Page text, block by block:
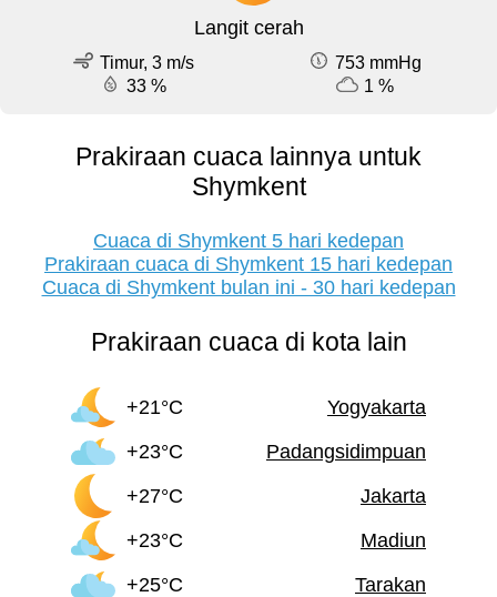
Langit cerah
Timur, 3 m/s
753 mmHg
33 %
1 %
Prakiraan cuaca lainnya untuk
Shymkent
Cuaca di Shymkent 5 hari kedepan
Prakiraan cuaca di Shymkent 15 hari kedepan
Cuaca di Shymkent bulan ini - 30 hari kedepan
Prakiraan cuaca di kota lain
+21°C
Yogyakarta
+23°C
Padangsidimpuan
+27°C
Jakarta
+23°C
Madiun
+25°C
Tarakan